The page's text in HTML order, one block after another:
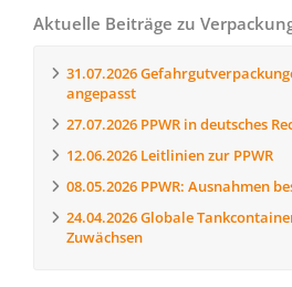
Aktuelle Beiträge zu
31.07.2026
angepasst
27.07.2026 PPWR in deutsches
12.06.2026 Leitlinien zur PPWR
08.05.2026 PPWR: Ausnahmen
24.04.2026Globale
Zuwächsen